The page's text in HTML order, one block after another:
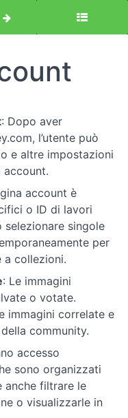
l’evoluzione
: Dopo aver
l’utente può
e altre impostazioni
account.
account è
o ID di lavori
selezionare singole
per
a collezioni.
: Le immagini
o votate.
immagini correlate e
community.
accesso
sono organizzati
anche filtrare le
o visualizzarle in